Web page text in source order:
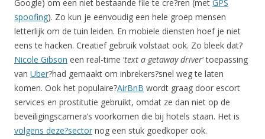
Google) om een niet bestaande file te cre?ren (met GPS
spoofing). Zo kun je eenvoudig een hele groep mensen
letterlijk om de tuin leiden. En mobiele diensten hoef je niet
eens te hacken. Creatief gebruik volstaat ook. Zo bleek dat?
Nicole Gibson een real-time ‘text a getaway driver‘ toepassing
van Uber?had gemaakt om inbrekers?snel weg te laten
komen. Ook het populaire?AirBnB wordt graag door escort
services en prostitutie gebruikt, omdat ze dan niet op de
beveiligingscamera’s voorkomen die bij hotels staan. Het is
volgens deze?sector nog een stuk goedkoper ook.